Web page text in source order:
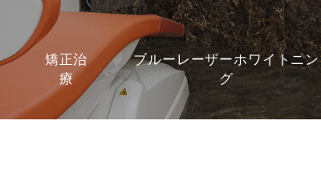
矯正治
療
ブルーレーザーホワイトニン
グ